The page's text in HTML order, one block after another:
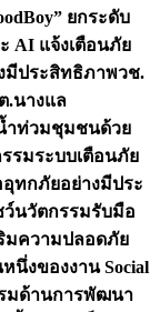
ยกระดับ
AI แจ้งเตือนภัย
มีประสิทธิภาพวช.
.นางแล
น้ำท่วมชุมชนด้วย
รมระบบเตือนภัย
ทกภัยอย่างมีประ
ว์นวัตกรรมรับมือ
มความปลอดภัย
นึ่งของงาน Social
รมด้านการพัฒนา